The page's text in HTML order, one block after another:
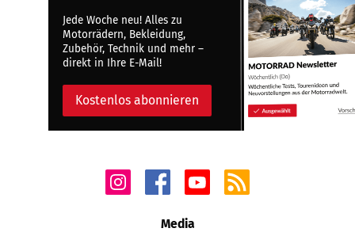
Jede Woche neu! Alles zu
Motorrädern, Bekleidung,
Zubehör, Technik und mehr –
direkt in Ihre E-Mail!
Kostenlos abonnieren
Media